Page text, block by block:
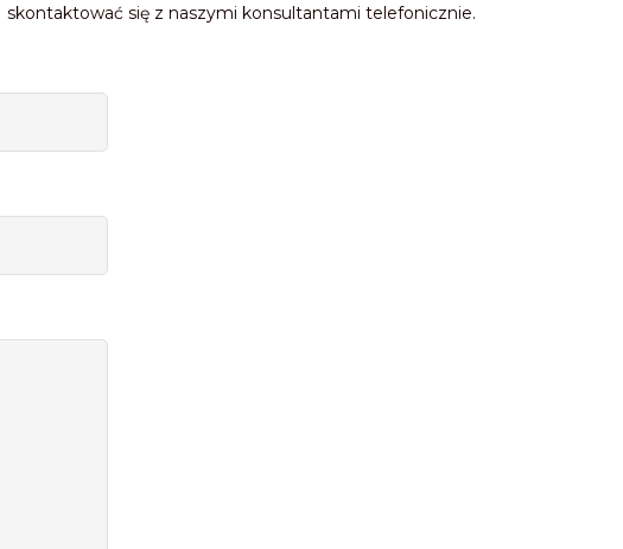
skontaktować się z naszymi konsultantami telefonicznie.